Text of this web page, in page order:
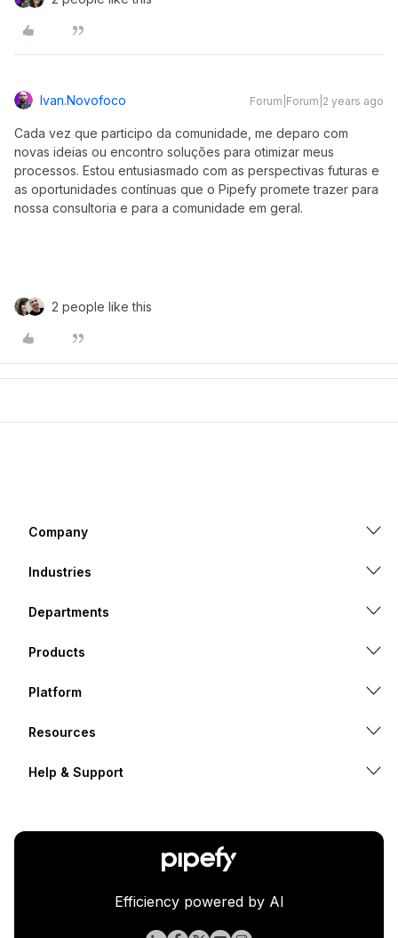
Ivan.novofoco Forum|Forum|2 years ago
Cada vez que participo da comunidade, me deparo com
novas ideias ou encontro soluções para otimizar meus
processos. Estou entusiasmado com as perspectivas futuras e
as oportunidades contínuas que o Pipefy promete trazer para
nossa consultoria e para a comunidade em geral.
2 people like this
Company
Industries
Departments
Products
Platform
Resources
Help & Support
Efficiency powered by AI